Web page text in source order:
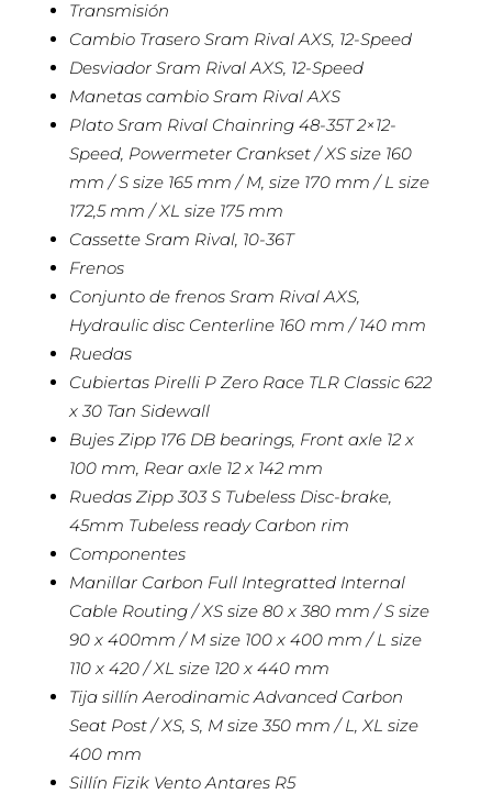
Transmisión
Cambio Trasero Sram Rival AXS, 12-Speed
Desviador Sram Rival AXS, 12-Speed
Manetas cambio Sram Rival AXS
Plato Sram Rival Chainring 48-35T 2×12-
Speed, Powermeter Crankset / XS size 160
mm / S size 165 mm / M, size 170 mm / L size
172,5 mm / XL size 175 mm
Cassette Sram Rival, 10-36T
Frenos
Conjunto de frenos Sram Rival AXS,
Hydraulic disc Centerline 160 mm / 140 mm
Ruedas
Cubiertas Pirelli P Zero Race TLR Classic 622
x 30 Tan Sidewall
Bujes Zipp 176 DB bearings, Front axle 12 x
100 mm, Rear axle 12 x 142 mm
Ruedas Zipp 303 S Tubeless Disc-brake,
45mm Tubeless ready Carbon rim
Componentes
Manillar Carbon Full Integratted Internal
Cable Routing / XS size 80 x 380 mm / S size
90 x 400mm / M size 100 x 400 mm / L size
110 x 420 / XL size 120 x 440 mm
Tija sillín Aerodinamic Advanced Carbon
Seat Post / XS, S, M size 350 mm / L, XL size
400 mm
Sillín Fizik Vento Antares R5